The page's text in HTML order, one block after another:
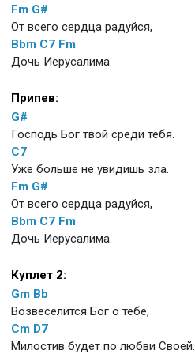
Fm G#
От всего сердца радуйся,
Bbm C7 Fm
Дочь Иерусалима.
Припев:
G#
Господь Бог твой среди тебя.
C7
Уже больше не увидишь зла.
Fm G#
От всего сердца радуйся,
Bbm C7 Fm
Дочь Иерусалима.
Куплет 2:
Gm Bb
Возвеселится Бог о тебе,
Cm D7
Милостив будет по любви Своей.